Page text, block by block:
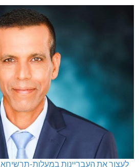
לעצור את העבריינות במעלות-תרשיחא